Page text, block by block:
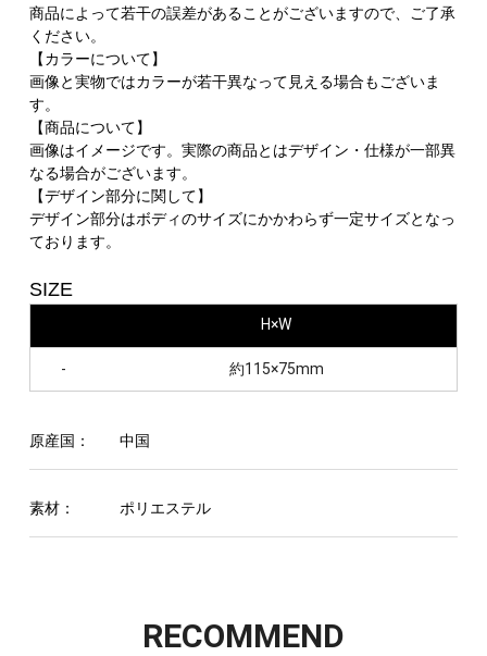
商品によって若干の誤差があることがございますので、ご了承
ください。
【カラーについて】
画像と実物ではカラーが若干異なって見える場合もございま
す。
【商品について】
画像はイメージです。実際の商品とはデザイン・仕様が一部異
なる場合がございます。
【デザイン部分に関して】
デザイン部分はボディのサイズにかかわらず一定サイズとなっ
ております。
SIZE
H×W
- 約115×75mm
原産国： 中国
素材： ポリエステル
RECOMMEND